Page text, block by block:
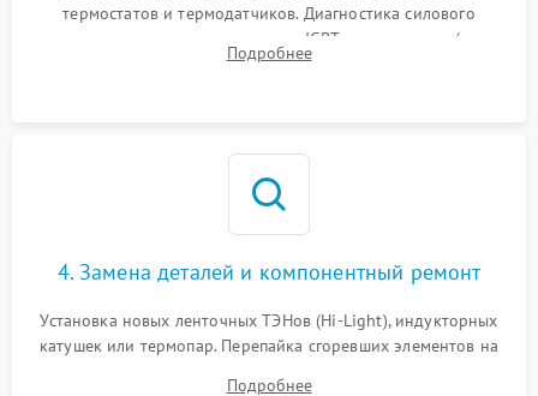
термостатов и термодатчиков. Диагностика силового
модуля, реле, диодных мостов и IGBT-транзисторов (для
индукции). Проверка кранов и газ-контроля (для газовых
Подробнее
4. Замена деталей и компонентный ремонт
Установка новых ленточных ТЭНов (Hi-Light), индукторных
катушек или термопар. Перепайка сгоревших элементов на
Подробнее